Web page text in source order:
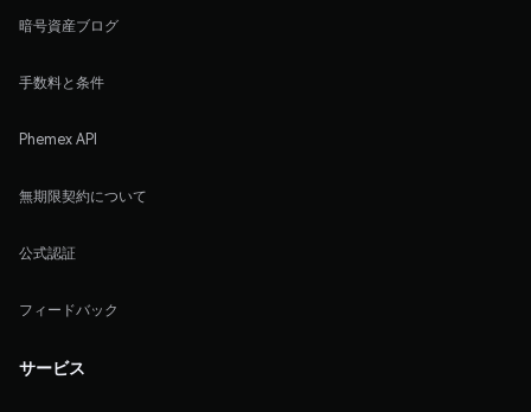
暗号資産ブログ
手数料と条件
Phemex API
無期限契約について
公式認証
フィードバック
サービス